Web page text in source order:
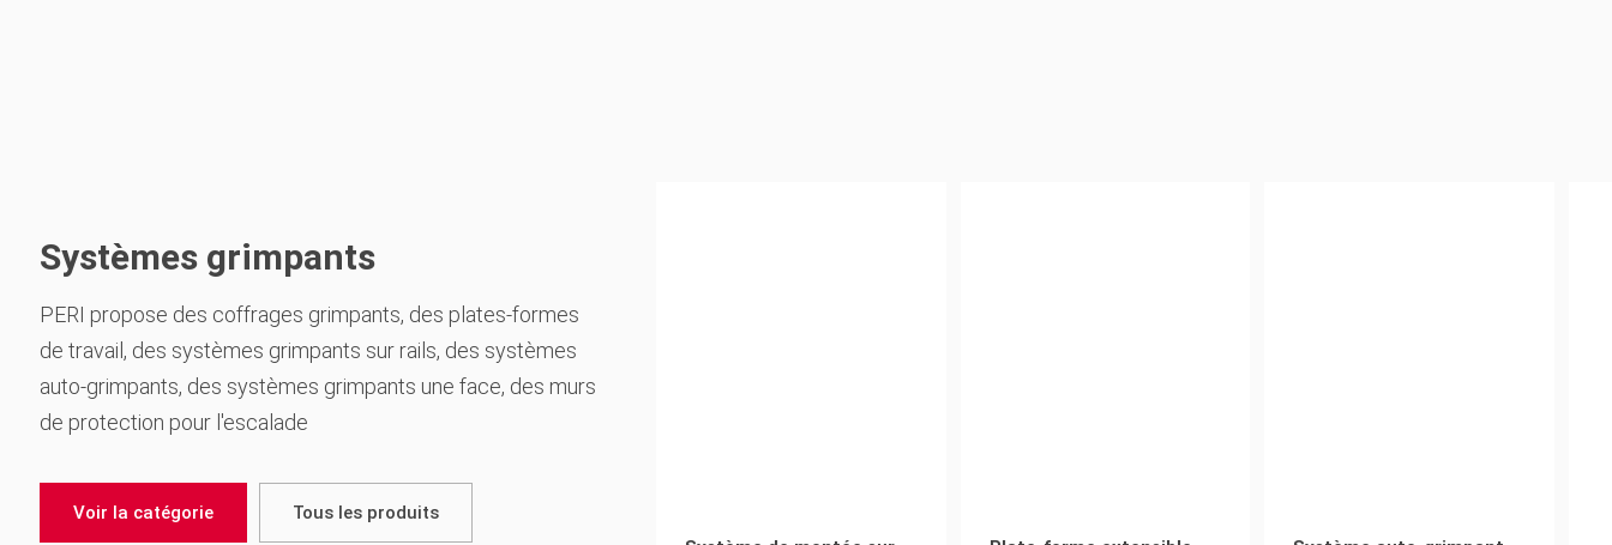
Systèmes grimpants
PERI propose des coffrages grimpants, des plates-formes
de travail, des systèmes grimpants sur rails, des systèmes
auto-grimpants, des systèmes grimpants une face, des murs
de protection pour l'escalade
Voir la catégorie
Tous les produits